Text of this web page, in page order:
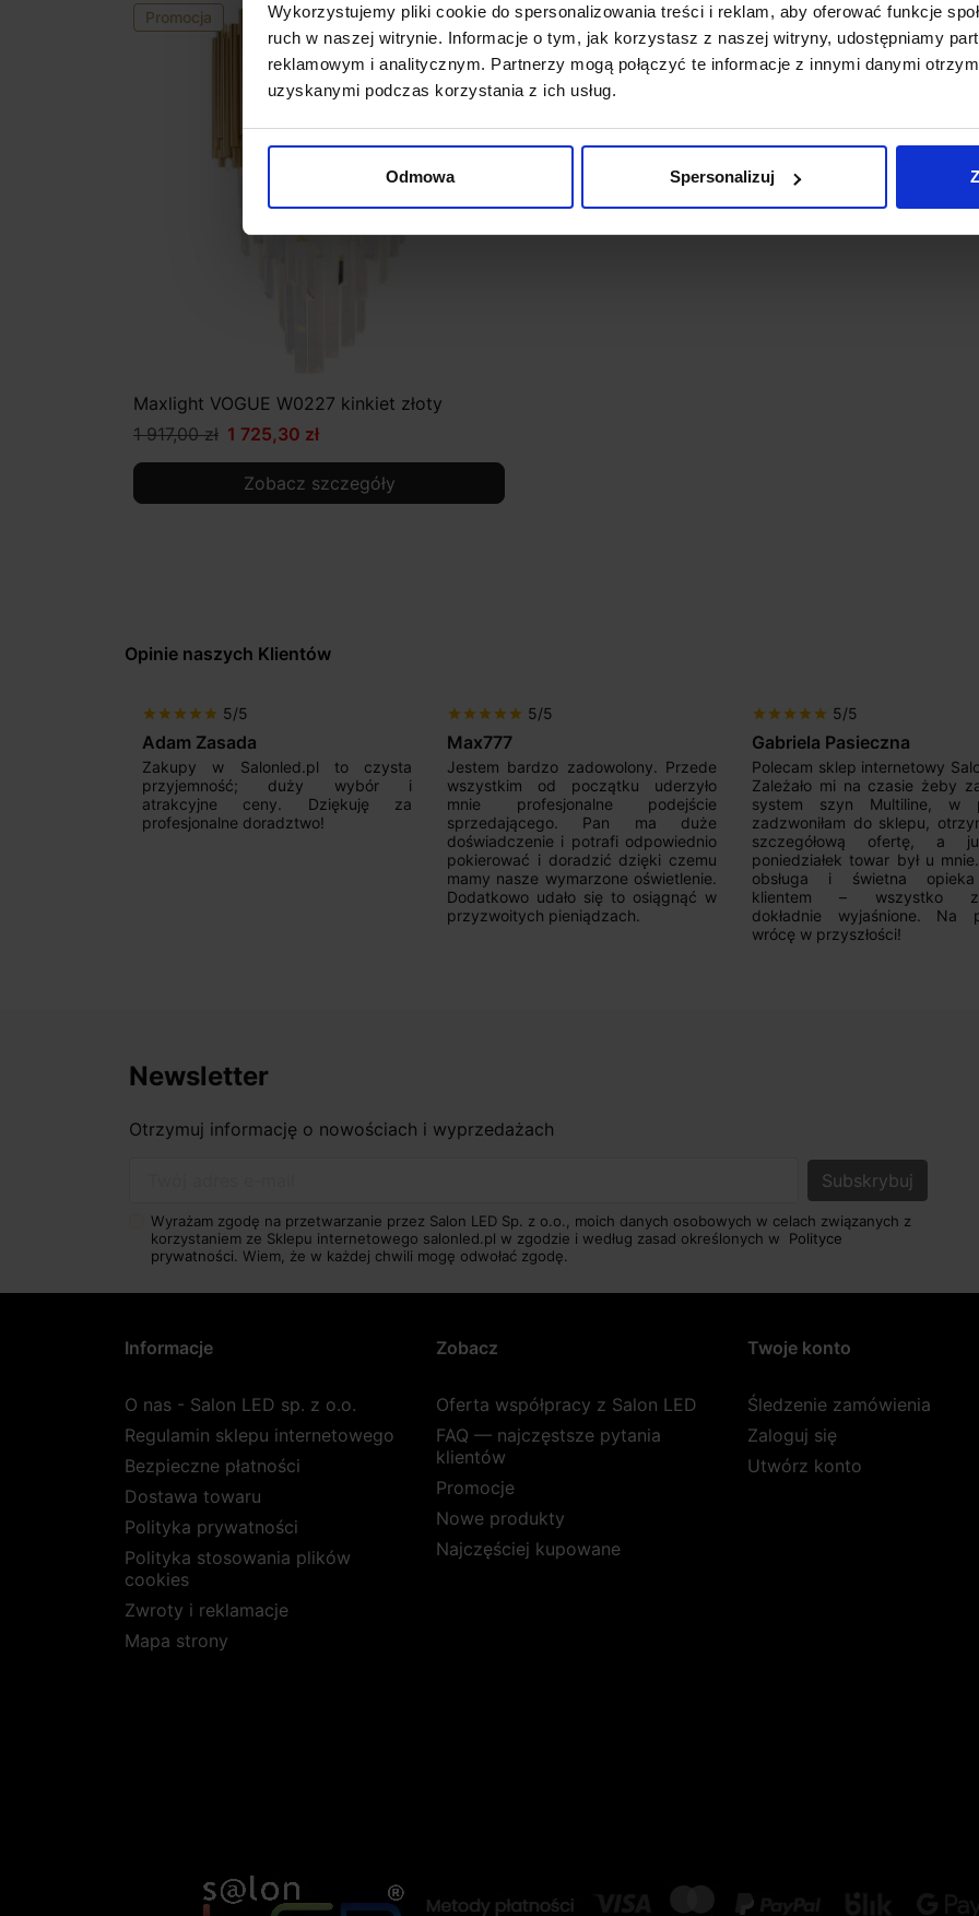
Wykorzystujemy pliki cookie do spersonalizowania treści i reklam, aby oferować funkcje
ruch w naszej witrynie. Informacje o tym, jak korzystasz z naszej witryny, udostępniamy
reklamowym i analitycznym. Partnerzy mogą połączyć te informacje z innymi danymi
uzyskanymi podczas korzystania z ich usług.
Odmowa Spersonalizuj
Promocja
Maxlight VOGUE W0227 kinkiet złoty
1 917,00 zł 1 725,30 zł
Zobacz szczegóły
Opinie naszych Klientów
to czysta
duży wybór i
Dziękuję za
star starstar
Max777
Jestem bardzo zadowolony. Przede
wszystkim od początku uderzyło
mnie profesjonalne podejście
sprzedającego. Pan ma duże
doświadczenie i potrafi odpowiednio
pokierować i doradzić dzięki czemu
mamy nasze wymarzone oświetlenie.
Dodatkowo udało się to osiągnąć w
star starstar
Gabriela Pasieczna
Polecam sklep internetowy SalonLED.
Zależało mi na czasie żeby zakupić
system szyn Multiline, w piątek
zadzwoniłam do sklepu, otrzymałam
szczegółową ofertę, a już w
poniedziałek towar był u mnie.Super
obsługa i świetna opieka nad
klientem – wszystko zostało
dokładnie wyjaśnione. Na pewno
star starstar
Mir Por
Super sprzedawca!
razy i jestem
produktów.
opisem, sprawna
kontakt. Polecam.
Newsletter
Otrzymuj informację o nowościach i wyprzedażach
Wyrażam zgodę na przetwarzanie przez Salon LED Sp. z o.o., moich danych osobowych w celach związanych z
korzystaniem ze Sklepu internetowego salonled.pl w zgodzie i według zasad określonych w Polityce
prywatności. Wiem, że w każdej chwili mogę odwołać zgodę.
Informacje
O nas - Salon LED sp. z o.o.
Regulamin sklepu internetowego
Bezpieczne płatności
Dostawa towaru
Polityka prywatności
Polityka stosowania plików
cookies
Zwroty i reklamacje
Mapa strony
Zobacz
Oferta współpracy z Salon LED
FAQ — najczęstsze pytania
klientów
Promocje
Nowe produkty
Najczęściej kupowane
Twoje konto
Śledzenie zamówienia
Zaloguj się
Utwórz konto